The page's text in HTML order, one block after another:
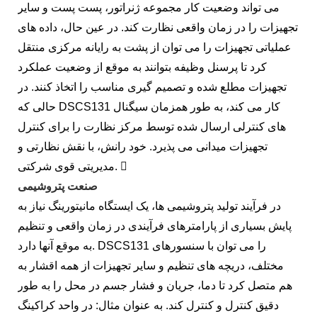
می تواند وضعیت کار مجموعه ژنراتور، پست پست و سایر
تجهیزات را در زمان واقعی نظارت کند. در عین حال، داده های
عملیاتی تجهیزات را می توان از پشت به رایانه مرکزی منتقل
کرد تا پرسنل وظیفه بتوانند به موقع از وضعیت عملکرد
تجهیزات مطلع شده و تصمیم گیری مناسب را اتخاذ کنند. در
حالی که DSCS131 کار می کند، به طور همزمان سیگنال
های کنترلی ارسال شده توسط مرکز نظارت را برای کنترل
تجهیزات میدانی می پذیرد. خود رانش، با نقش نظارتی و
مدیریتی قوی شرکتی. 
صنعت پتروشیمی
در فرآیند تولید پتروشیمی ها، یک ایستگاه مانیتورینگ نیاز به
پایش بسیاری از پارامترهای فرآیندی در زمان واقعی و تنظیم
به موقع آنها دارد. DSCS131 را می توان با سنسورهای
مختلف، دریچه های تنظیم و سایر تجهیزات از همه اقشار به
هم متصل کرد تا دما، جریان و فشار جسم در محل را به طور
دقیق کنترل و کنترل کند. به عنوان مثال: در واحد کراکینگ